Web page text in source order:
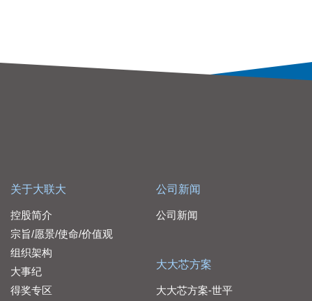
关于大联大
控股简介
宗旨/愿景/使命/价值观
组织架构
大事纪
得奖专区
公司新闻
公司新闻
大大芯方案
大大芯方案-世平